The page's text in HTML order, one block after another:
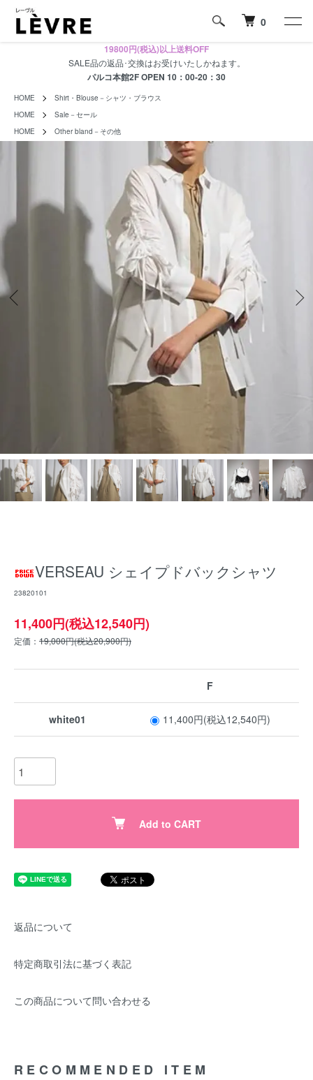
0
19800円(税込)以上送料OFF
SALE品の返品･交換はお受けいたしかねます。
パルコ本館2F OPEN 10：00-20：30
HOME
Shirt・Blouse－シャツ・ブラウス
HOME
Sale－セール
HOME
Other bland－その他
VERSEAU シェイプドバックシャツ
23820101
11,400円(税込12,540円)
定価： 19,000円(税込20,900円)
F
white01 11,400円(税込12,540円)
Add to CART
返品について
特定商取引法に基づく表記
この商品について問い合わせる
RECOMMENDED ITEM